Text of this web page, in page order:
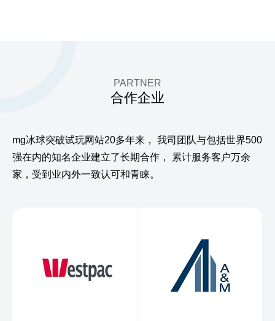
PARTNER
合作企业
mg冰球突破试玩网站20多年来，
我司团队与包括世界500
强在内的知名企业建立了长期合作，
累计服务客户万余
家，受到业内外一致认可和青睐。